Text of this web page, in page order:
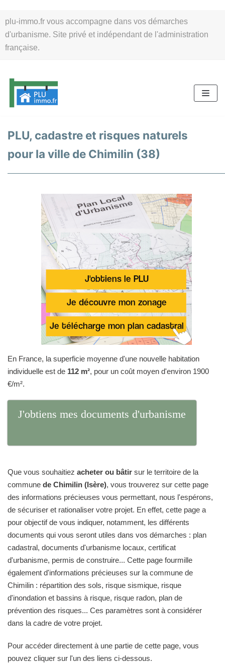
plu-immo.fr vous accompagne dans vos démarches
d'urbanisme. Site privé et indépendant de l'administration
française.
au
contenu
PLU, cadastre et risques naturels
pour la ville de Chimilin (38)
En France, la superficie moyenne d'une nouvelle habitation
individuelle est de 112 m², pour un coût moyen d'environ 1900
€/m².
J'obtiens mes documents d'urbanisme
Que vous souhaitiez acheter ou bâtir sur le territoire de la
commune de Chimilin (Isère), vous trouverez sur cette page
des informations précieuses vous permettant, nous l'espérons,
de sécuriser et rationaliser votre projet. En effet, cette page a
pour objectif de vous indiquer, notamment, les différents
documents qui vous seront utiles dans vos démarches : plan
cadastral, documents d'urbanisme locaux, certificat
d'urbanisme, permis de construire... Cette page fourmille
également d'informations précieuses sur la commune de
Chimilin : répartition des sols, risque sismique, risque
d'inondation et bassins à risque, risque radon, plan de
prévention des risques... Ces paramètres sont à considérer
dans la cadre de votre projet.
Pour accéder directement à une partie de cette page, vous
pouvez cliquer sur l'un des liens ci-dessous.